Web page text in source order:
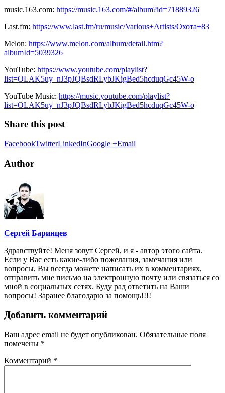
music.163.com: https://music.163.com/#/album?id=71889326
Last.fm: https://www.last.fm/ru/music/Various+Artists/Охота+83
Melon: https://www.melon.com/album/detail.htm?
albumId=5039326
YouTube: https://www.youtube.com/playlist?
list=OLAK5uy_nJ3pJQBsdRLybJKigBed5hcduqGc45W-o
YouTube Music: https://music.youtube.com/playlist?
list=OLAK5uy_nJ3pJQBsdRLybJKigBed5hcduqGc45W-o
Share this post
FacebookTwitterLinkedInGoogle +Email
Author
Сергей Баринцев
Здравствуйте! Меня зовут Сергей, и я - автор этого сайта.
Если у Вас есть какие-либо пожелания, замечания или
вопросы, Вы всегда можете написать их в комментариях,
отправить мне письмо на электронную почту или связаться со
мной в социальных сетях. Буду рад ответить на Ваши
вопросы! Заранее благодарю за помощь!!!!
Добавить комментарий
Ваш адрес email не будет опубликован. Обязательные поля
помечены *
Комментарий *